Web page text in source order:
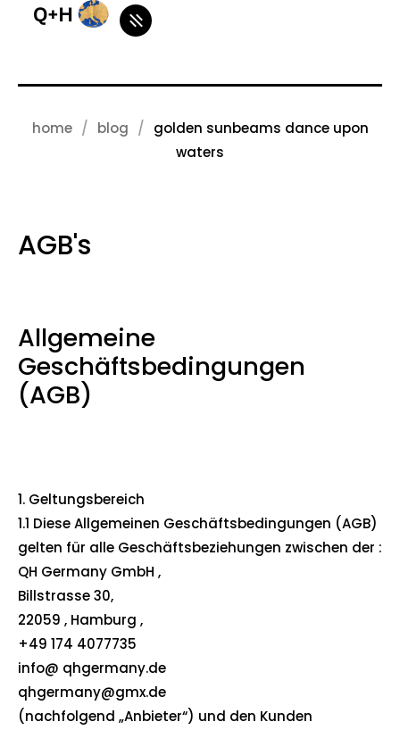
home blog
golden sunbeams dance upon
waters
AGB's
Allgemeine
Geschäftsbedingungen
(AGB)
1. Geltungsbereich
1.1 Diese Allgemeinen Geschäftsbedingungen (AGB)
gelten für alle Geschäftsbeziehungen zwischen der :
QH Germany GmbH ,
Billstrasse 30,
22059 , Hamburg ,
+49 174 4077735
info@ qhgermany.de
qhgermany@gmx.de
(nachfolgend „Anbieter“) und den Kunden